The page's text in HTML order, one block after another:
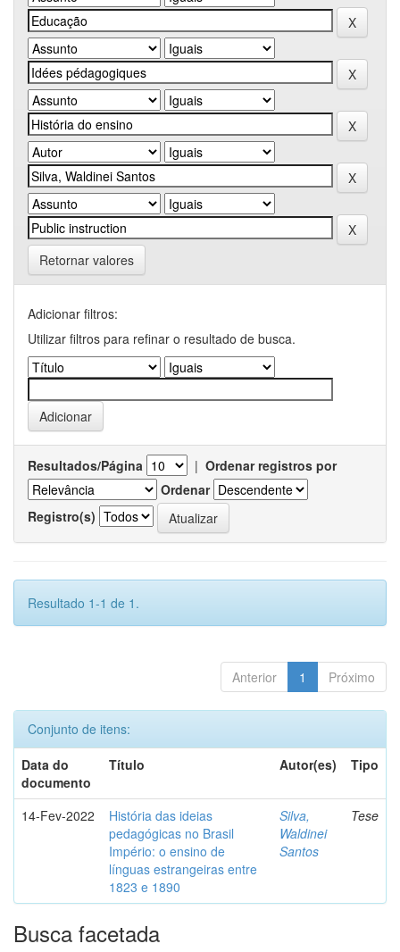
Retornar valores
Adicionar filtros:
Utilizar filtros para refinar o resultado de busca.
Resultados/Página | Ordenar registros por
Ordenar
Registro(s)
Resultado 1-1 de 1.
Anterior 1 Próximo
Conjunto de itens:
Data do
documento
Título Autor(es) Tipo
14-Fev-2022
História das ideias
pedagógicas no Brasil
Império: o ensino de
línguas estrangeiras entre
1823 e 1890
Silva,
Waldinei
Santos
Tese
Busca facetada